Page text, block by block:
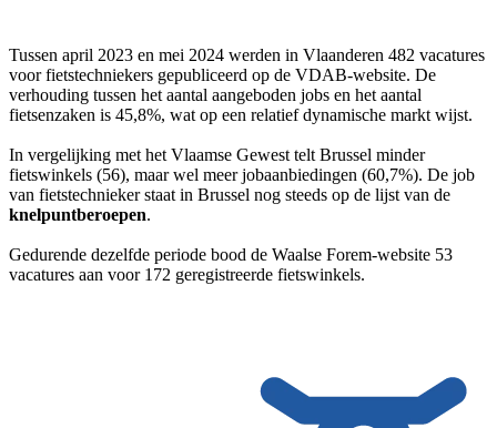
Tussen april 2023 en mei 2024 werden in Vlaanderen 482 vacatures
voor fietstechniekers gepubliceerd op de VDAB-website. De
verhouding tussen het aantal aangeboden jobs en het aantal
fietsenzaken is 45,8%, wat op een relatief dynamische markt wijst.
In vergelijking met het Vlaamse Gewest telt Brussel minder
fietswinkels (56), maar wel meer jobaanbiedingen (60,7%). De job
van fietstechnieker staat in Brussel nog steeds op de lijst van de
knelpuntberoepen.
Gedurende dezelfde periode bood de Waalse Forem-website 53
vacatures aan voor 172 geregistreerde fietswinkels.